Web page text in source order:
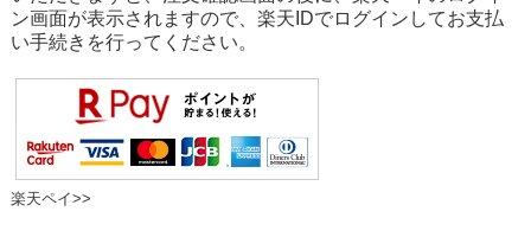
ン画面が表示されますので、楽天IDでログインしてお支払
い手続きを行ってください。
楽天ペイ>>